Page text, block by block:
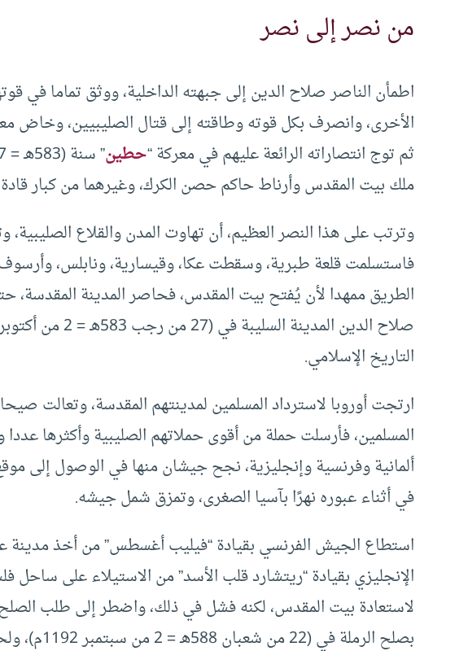
من نصر إلى نصر
اطمأن الناصر صلاح الدين إلى جبهته الداخلية، ووثق تماما في
الأخرى، وانصرف بكل قوته وطاقته إلى قتال الصليبيين، وخاض
ثم توج انتصاراته الرائعة عليهم في معركة “حطين
ملك بيت المقدس وأرناط حاكم حصن الكرك، وغيرهما من كبار قادة
وترتب على هذا النصر العظيم، أن تهاوت المدن والقلاع
فاستسلمت قلعة طبرية، وسقطت عكا، وقيسارية، ونابلس،
الطريق ممهدا لأن يُفتح بيت المقدس، فحاصر المدينة
التاريخ الإسلامي.
ارتجت أوروبا لاسترداد المسلمين لمدينتهم المقدسة، وتعالت
المسلمين، فأرسلت حملة من أقوى حملاتهم الصليبية وأكثرها
ألمانية وفرنسية وإنجليزية، نجح جيشان منها في الوصول إلى
في أثناء عبوره نهرًا بآسيا الصغرى، وتمزق شمل جيشه.
استطاع الجيش الفرنسي بقيادة “فيليب أغسطس” من أخذ مدينة
الإنجليزي بقيادة “ريتشارد قلب الأسد” من الاستيلاء على ساحل
لاستعادة بيت المقدس، لكنه فشل في ذلك، واضطر إلى طلب
بصلح الرملة